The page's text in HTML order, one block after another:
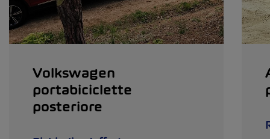
Volkswagen
portabiciclette
posteriore